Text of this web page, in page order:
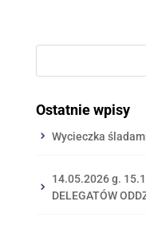
Ostatnie wpisy
Wycieczka
14.05.2026 g.
DELEGATÓW